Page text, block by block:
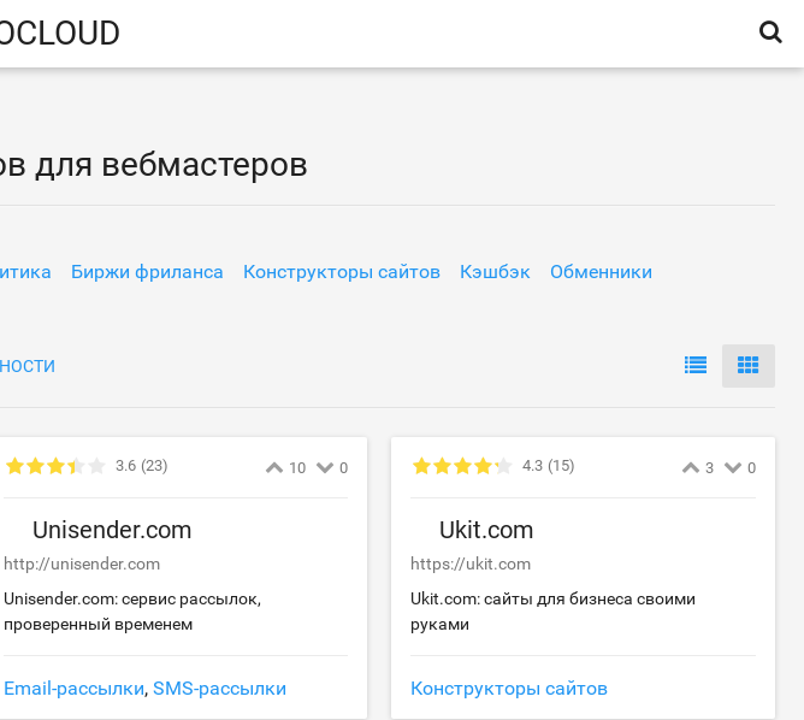
для вебмастеров
Биржи фриланса Конструкторы сайтов Кэшбэк Обменники
3.6 (23) 10 0
Unisender.com
http://unisender.com
Unisender.com: сервис рассылок,
проверенный временем
Email-рассылки, SMS-рассылки
4.3 (15) 3 0
Ukit.com
https://ukit.com
Ukit.com: сайты для бизнеса своими
руками
Конструкторы сайтов